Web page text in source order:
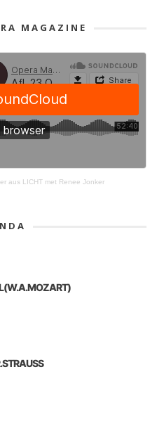
MAGAZINE
aus LICHT met Renee Jonker